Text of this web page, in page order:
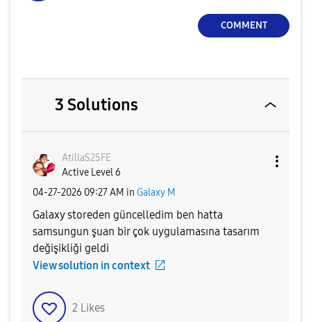
COMMENT
3 Solutions
AtillaS25FE
Active Level 6
‎04-27-2026 09:27 AM in Galaxy M
Galaxy storeden güncelledim ben hatta
samsungun şuan bir çok uygulamasına tasarım
değişikliği geldi
View solution in context
2 Likes